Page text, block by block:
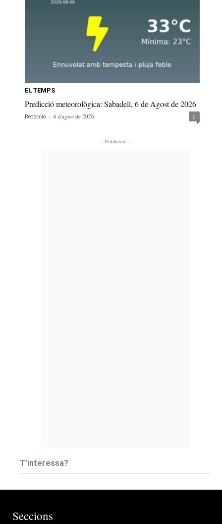
EL TEMPS
Predicció meteorològica: Sabadell, 6 de Agost de 2026
Redacció - 6 d'agost de 2026 0
- Publicitat -
T’interessa?
Seccions